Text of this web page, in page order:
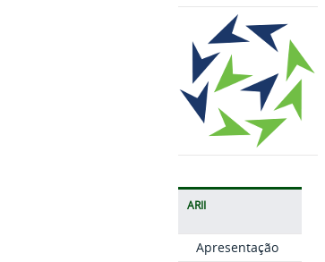
ARII
Apresentação